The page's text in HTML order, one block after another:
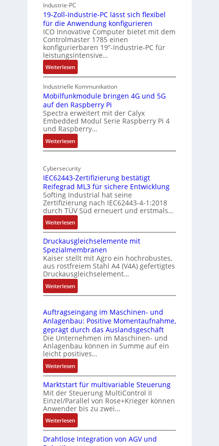
c
h
i
t
e
r
s
i
c
a
I
a
n
d
E
g
e
Industrie-PC
19-Zoll-Industrie-PC lässt sich flexibel
für die Anwendung konfigurieren
ICO Innovative Computer bietet mit dem
Controlmaster 1785 einen
konfigurierbaren 19“-Industrie-PC für
leistungsintensive…
Weiterlesen:
1
9
-
Z
o
l
l
-
I
d
u
t
r
i
e
-
P
C
l
ä
s
s
s
i
c
h
f
l
e
x
i
b
e
l
f
ü
r
Industrielle Kommunikation
Mobilfunkmodule bringen 4G und 5G
auf den Raspberry Pi
Spectra erweitert mit der Calyx
Embedded Modul Serie Raspberry Pi 4
und Raspberry…
Weiterlesen:
M
b
i
f
u
n
k
m
o
d
u
l
e
b
r
i
n
e
n
4
G
u
n
d
5
G
a
u
f
Cybersecurity
IEC62443-Zertifizierung bestätigt
Reifegrad ML3 für sichere Entwicklung
Softing Industrial hat seine
Zertifizierung nach IEC62443-4-1:2018
durch TÜV Süd erneuert und erstmals…
Weiterlesen:
I
E
C
6
2
4
4
3
Z
e
r
t
i
i
e
r
n
g
Druckausgleichselemente mit
Spezialmembranen
Kaiser stellt mit Agro ein hochrobustes,
aus rostfreiem Stahl A4 (V4A) gefertigtes
Druckausgleichselement…
Weiterlesen:
D
u
c
k
a
u
s
g
l
e
i
c
h
s
Auftragseingang im Maschinen- und
Anlagenbau: Positive Momentaufnahme,
geprägt durch das Auslandsgeschäft
Die Unternehmen im Maschinen- und
Anlagenbau können in Summe auf ein
leicht positives…
Weiterlesen:
A
u
f
t
r
a
g
s
Marktstart für multivariable Steuerung
Mit der Steuerung MultiControl II
Einzel/Parallel von Rose+Krieger können
Anwender bis zu zwei…
Weiterlesen:
M
a
Drahtlose Integration von AGV und